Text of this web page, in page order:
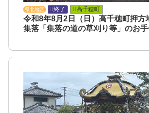
県北地区 終了 高千穂町
令和8年8月2日（日）高千穂町押方
集落「集落の道の草刈り等」のお